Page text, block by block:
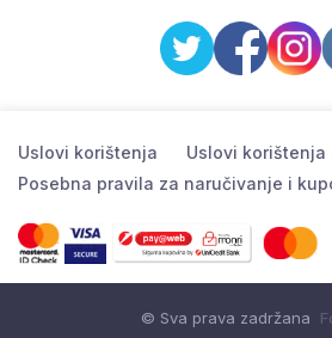
Uslovi korištenja
Uslovi korištenja
Posebna pravila za naručivanje i
© Sva prava zadržana